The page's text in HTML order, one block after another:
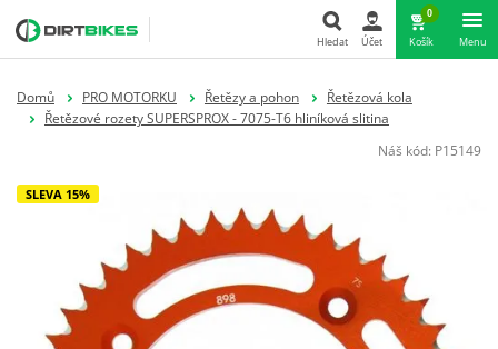
Hledat Účet
0
Košík Menu
Domů PRO MOTORKU Řetězy a pohon
Řetězová kola
Řetězové rozety SUPERSPROX - 7075-T6 hliníková slitina
Náš kód: P15149
SLEVA 15%